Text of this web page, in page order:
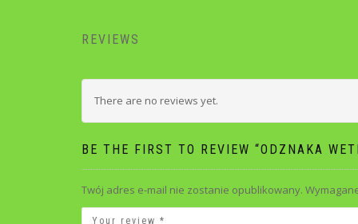
REVIEWS
There are no reviews yet.
BE THE FIRST TO REVIEW “ODZNAKA
Twój adres e-mail nie zostanie opublikowany.